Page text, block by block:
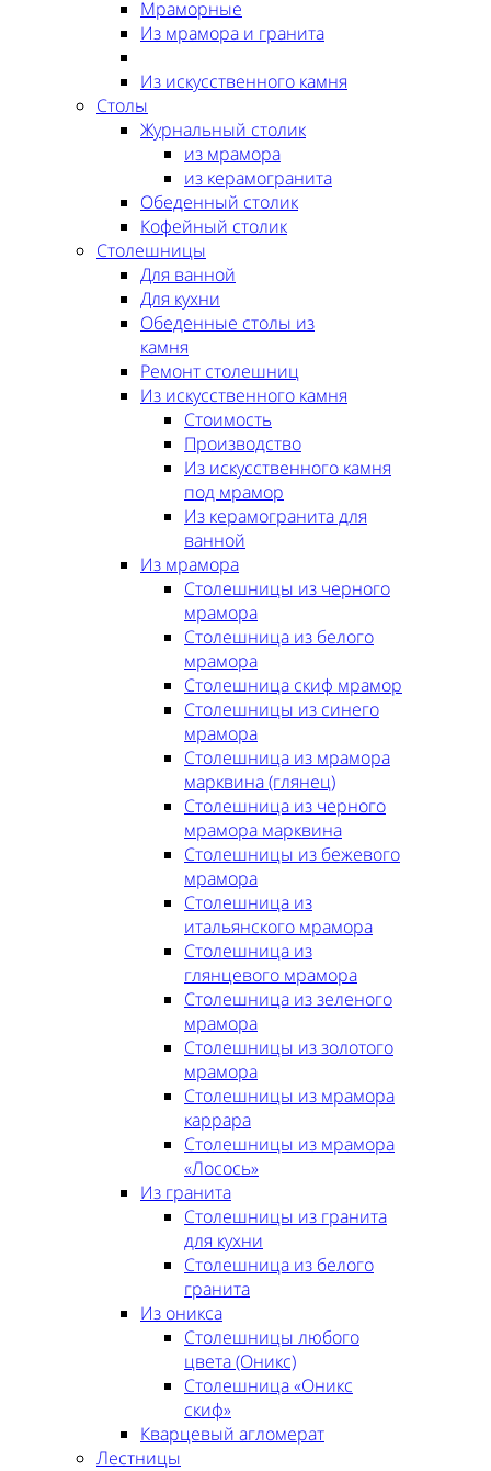
Мраморные
Из мрамора и гранита
Из искусственного камня
Столы
Журнальный столик
из мрамора
из керамогранита
Обеденный столик
Кофейный столик
Столешницы
Для ванной
Для кухни
Обеденные столы из
камня
Ремонт столешниц
Из искусственного камня
Стоимость
Производство
Из искусственного камня
под мрамор
Из керамогранита для
ванной
Из мрамора
Столешницы из черного
мрамора
Столешница из белого
мрамора
Столешница скиф мрамор
Столешницы из синего
мрамора
Столешница из мрамора
марквина (глянец)
Столешница из черного
мрамора марквина
Столешницы из бежевого
мрамора
Столешница из
итальянского мрамора
Столешница из
глянцевого мрамора
Столешница из зеленого
мрамора
Столешницы из золотого
мрамора
Столешницы из мрамора
каррара
Столешницы из мрамора
«Лосось»
Из гранита
Столешницы из гранита
для кухни
Столешница из белого
гранита
Из оникса
Столешницы любого
цвета (Оникс)
Столешница «Оникс
скиф»
Кварцевый агломерат
Лестницы